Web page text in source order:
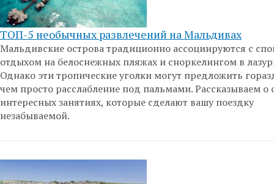
ТОП-5 необычных развлечений на Мальдивах
Мальдивские острова традиционно ассоциируются с
отдыхом на белоснежных пляжах и сноркелингом в
Однако эти тропические уголки могут предложить
чем просто расслабление под пальмами. Рассказываем о
интересных занятиях, которые сделают вашу поездку
незабываемой.